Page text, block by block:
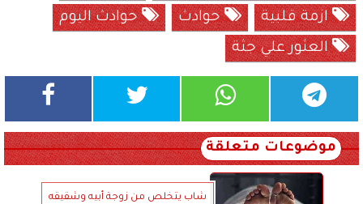
ازمة قلبية
حوادث
حوادث اليوم
العثور علي جثة
موضوعات متعلقة
شاب يتخلص من زوجة أبيه وشقيقه